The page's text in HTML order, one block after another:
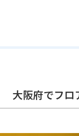
大阪府でフロ